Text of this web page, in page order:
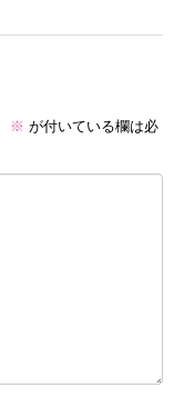
※ が付いている欄は必